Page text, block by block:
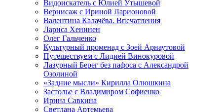
Видоискатель с Юлией Утышевой
Вернисаж с Ириной Ларионовой
Валентина Калачёва. Впечатления
Лариса Хенинен
Олег Гальченко
Культурный променад с Зоей Арнаутовой
Путешествуем с Лидией Винокуровой
Лазурный Берег без пафоса с Александрой
Озолиной
«Задние мысли» Кирилла Олюшкина
Застолье с Владимиром Софиенко
Ирина Савкина
Светлана Артемьева